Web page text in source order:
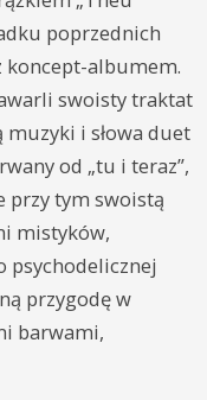
poprzednich
koncept-albumem.
swoisty traktat
i słowa duet
od „tu i teraz”,
przy tym swoistą
mistyków,
psychodelicznej
przygodę w
barwami,